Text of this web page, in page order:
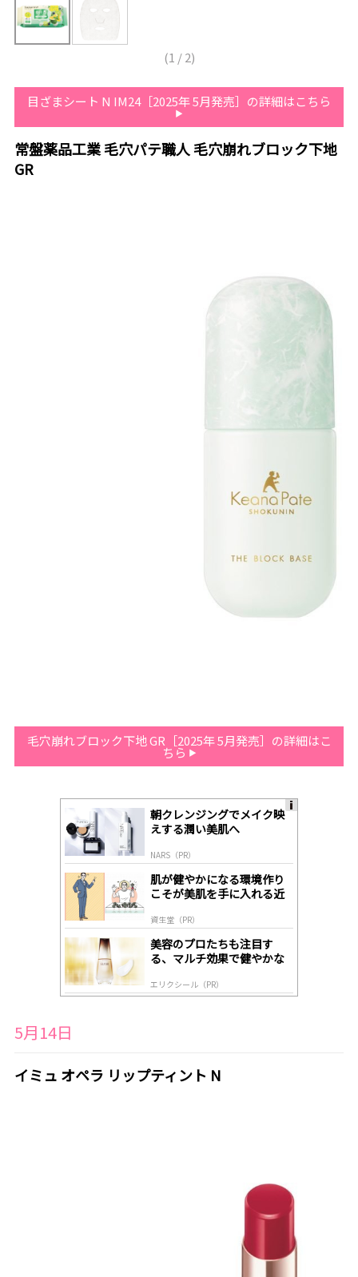
(1 /2)
目ざまシート N IM24［2025年 5月発売］の詳細はこちら
常盤薬品工業 毛穴パテ職人 毛穴崩れブロック下地
GR
毛穴崩れブロック下地 GR［2025年 5月発売］の詳細はこ
ちら
朝クレンジングでメイク映
えする潤い美肌へ
NARS（PR）
肌が健やかになる環境作り
こそが美肌を手に入れる近
資生堂（PR）
美容のプロたちも注目す
る、マルチ効果で健やかな
エリクシール（PR）
5月14日
イミュ オペラ リップティント N